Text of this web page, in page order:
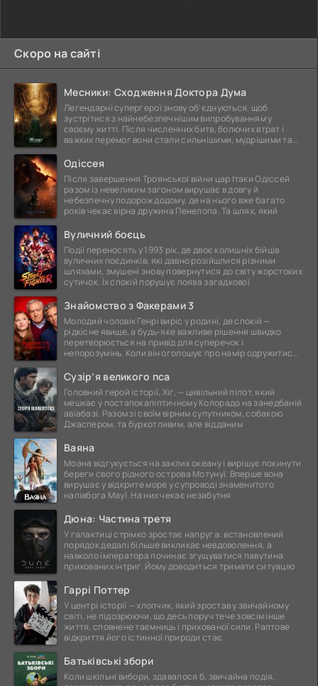
Скоро на сайті
Месники: Сходження Доктора Дума
Легендарні супергерої знову об'єднуються, щоб
зустрітися з найнебезпечнішим випробуванням у
своєму житті. Після численних битв, болючих втрат і
важких перемог вони стали сильнішими, мудрішими та
Одіссея
Після завершення Троянської війни цар Ітаки Одіссей
разом із невеликим загоном вирушає в довгу й
небезпечну подорож додому, де на нього вже багато
років чекає вірна дружина Пенелопа. Та шлях, який
Вуличний боєць
Події переносять у 1993 рік, де двоє колишніх бійців
вуличних поєдинків, які давно розійшлися різними
шляхами, змушені знову повернутися до світу жорстоких
сутичок. Їх спокій порушує поява загадкової
Знайомство з Факерами 3
Молодий чоловік Генрі виріс у родині, де спокій —
рідкісне явище, а будь-яке важливе рішення швидко
перетворюється на привід для суперечок і
непорозумінь. Коли він оголошує про намір одружитися,
Сузір’я великого пса
Головний герой історії, Хіг, — цивільний пілот, який
мешкає у постапокаліптичному Колорадо на занедбаній
авіабазі. Разом зі своїм вірним супутником, собакою
Джаспером, та буркотливим, але відданим
Ваяна
Моана відгукується на заклик океану і вирішує покинути
береги свого рідного острова Мотунуї. Вперше вона
вирушає у відкрите море у супроводі знаменитого
напівбога Мауї. На них чекає незабутня
Дюна: Частина третя
У галактиці стрімко зростає напруга: встановлений
порядок дедалі більше викликає невдоволення, а
навколо імператора починає згущуватися павутина
прихованих інтриг. Йому доводиться тримати ситуацію
Гаррі Поттер
У центрі історії — хлопчик, який зростав у звичайному
світі, не підозрюючи, що десь поруч тече зовсім інше
життя, сповнене таємниць і прихованої сили. Раптове
відкриття його істинної природи стає
Батьківські збори
Коли шкільні вибори, здавалося б, звичайна подія,